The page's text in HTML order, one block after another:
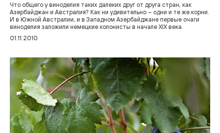
Что общего у виноделия таких далеких друг от друга стран, как
Азербайджан и Австралия? Как ни удивительно – одни и те же корни.
И в Южной Австралии, и в Западном Азербайджане первые очаги
виноделия заложили немецкие колонисты в начале XIX века.
01.11.2010